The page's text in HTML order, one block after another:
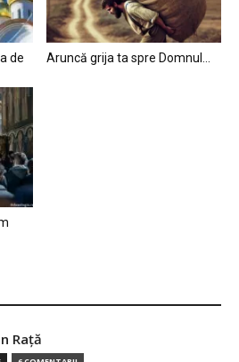
de
Aruncă grija ta spre Domnul…
Raţă